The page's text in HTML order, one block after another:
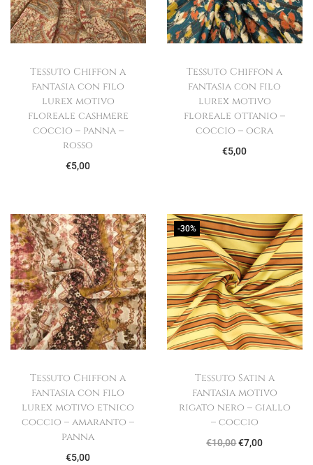
0
,
0
.
8
,
0
.
.
o
r
g
n
a
e
a
:
€
8
,
0
0
a
t
u
l
e
,
0
0
.
Tessuto Chiffon a
fantasia con filo
lurex motivo
floreale cashmere
coccio – panna –
rosso
€5,00
Tessuto Chiffon a
fantasia con filo
lurex motivo
floreale ottanio –
coccio – ocra
€5,00
Tessuto Chiffon a
fantasia con filo
lurex motivo etnico
coccio – amaranto –
panna
€5,00
-30%
Tessuto Satin a
fantasia motivo
rigato nero – giallo
– coccio
€10,00I€7,00I